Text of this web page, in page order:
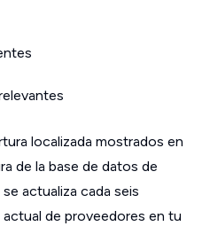
localizada mostrados en
de la base de datos de
actualiza cada seis
actual de proveedores en tu